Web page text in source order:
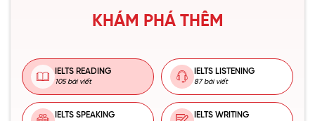
KHÁM PHÁ THÊM
IELTS READING
105 bài viết
IELTS LISTENING
87 bài viết
IELTS SPEAKING IELTS WRITING